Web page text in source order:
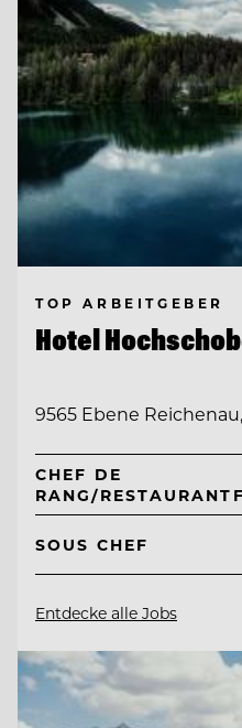
TOP ARBEITGEBER
Hotel
9565 Ebene
CHEF DE
RANG/
SOUS CHEF
Entdecke alle Jobs